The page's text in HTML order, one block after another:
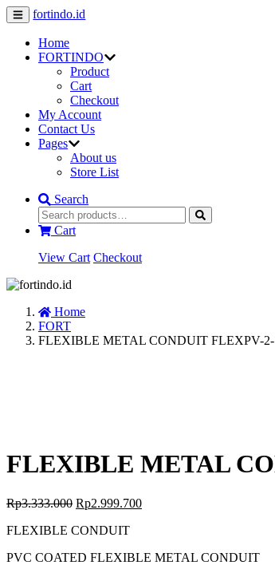
fortindo.id
Home
FORTINDO
Product
Cart
Checkout
My Account
Contact Us
Pages
About us
Store List
Search
Cart
View Cart Checkout
Home
FORT
FLEXIBLE METAL CONDUIT FLEXPV-
FLEXIBLE METAL
Rp3.333.000 Rp2.999.700
FLEXIBLE CONDUIT
PVC COATED FLEXIBLE METAL CONDUIT